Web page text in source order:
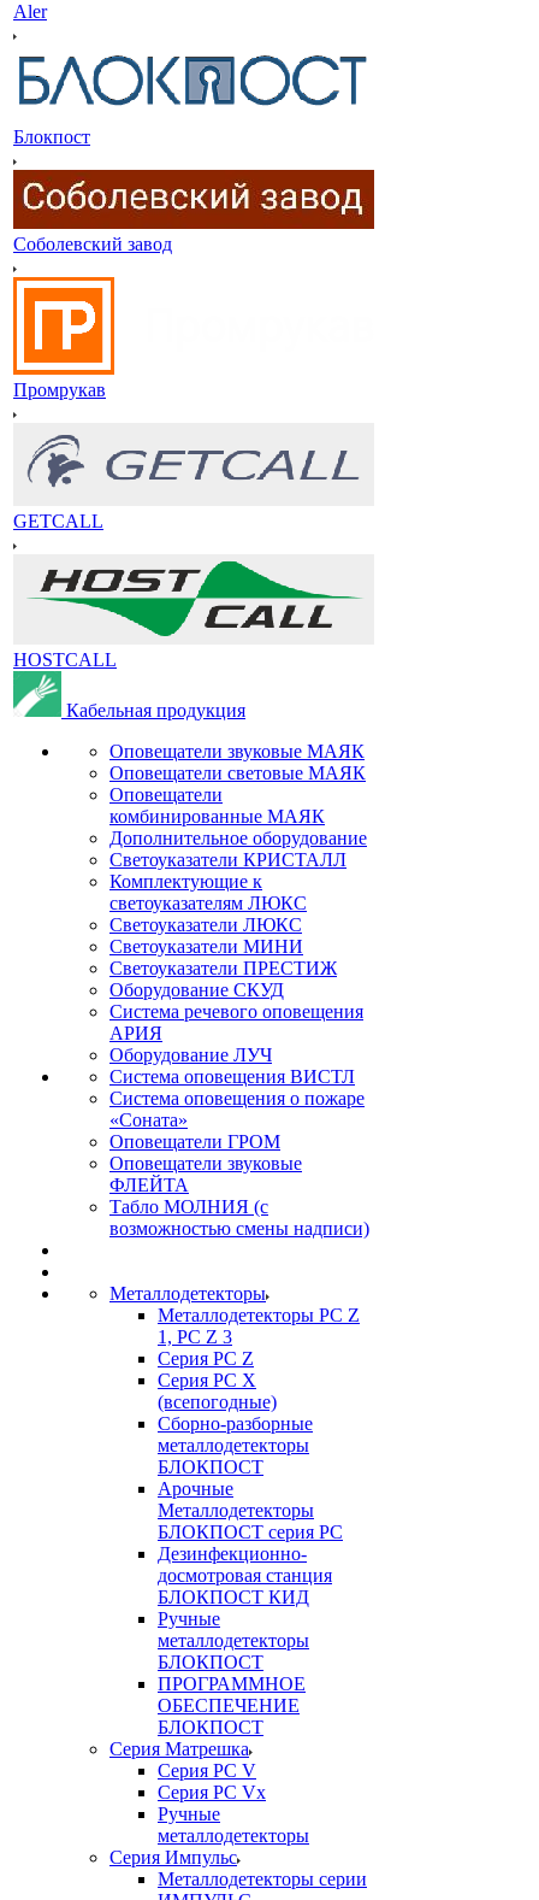
Aler
Блокпост
Соболевский завод
Промрукав
GETCALL
HOSTCALL
Кабельная продукция
Оповещатели звуковые МАЯК
Оповещатели световые МАЯК
Оповещатели
комбинированные МАЯК
Дополнительное оборудование
Светоуказатели КРИСТАЛЛ
Комплектующие к
светоуказателям ЛЮКС
Светоуказатели ЛЮКС
Светоуказатели МИНИ
Светоуказатели ПРЕСТИЖ
Оборудование СКУД
Система речевого оповещения
АРИЯ
Оборудование ЛУЧ
Система оповещения ВИСТЛ
Система оповещения о пожаре
«Соната»
Оповещатели ГРОМ
Оповещатели звуковые
ФЛЕЙТА
Табло МОЛНИЯ (с
возможностью смены надписи)
Металлодетекторы
Металлодетекторы РС Z
1, PC Z 3
Серия РС Z
Серия РС X
(всепогодные)
Сборно-разборные
металлодетекторы
БЛОКПОСТ
Арочные
Металлодетекторы
БЛОКПОСТ серия РС
Дезинфекционно-
досмотровая станция
БЛОКПОСТ КИД
Ручные
металлодетекторы
БЛОКПОСТ
ПРОГРАММНОЕ
ОБЕСПЕЧЕНИЕ
БЛОКПОСТ
Серия Матрешка
Серия PC V
Серия PC Vx
Ручные
металлодетекторы
Серия Импульс
Металлодетекторы серии